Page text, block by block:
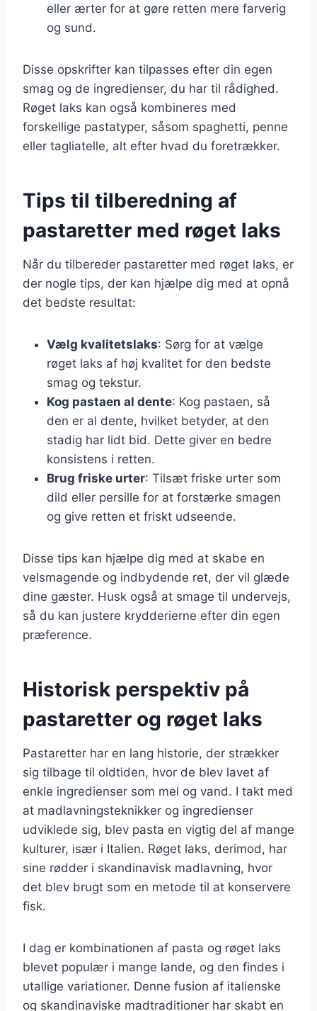
eller ærter for at gøre retten mere farverig
og sund.
Disse opskrifter kan tilpasses efter din egen
smag og de ingredienser, du har til rådighed.
Røget laks kan også kombineres med
forskellige pastatyper, såsom spaghetti, penne
eller tagliatelle, alt efter hvad du foretrækker.
Tips til tilberedning af
pastaretter med røget laks
Når du tilbereder pastaretter med røget laks, er
der nogle tips, der kan hjælpe dig med at opnå
det bedste resultat:
Vælg kvalitetslaks: Sørg for at vælge
røget laks af høj kvalitet for den bedste
smag og tekstur.
Kog pastaen al dente: Kog pastaen, så
den er al dente, hvilket betyder, at den
stadig har lidt bid. Dette giver en bedre
konsistens i retten.
Brug friske urter: Tilsæt friske urter som
dild eller persille for at forstærke smagen
og give retten et friskt udseende.
Disse tips kan hjælpe dig med at skabe en
velsmagende og indbydende ret, der vil glæde
dine gæster. Husk også at smage til undervejs,
så du kan justere krydderierne efter din egen
præference.
Historisk perspektiv på
pastaretter og røget laks
Pastaretter har en lang historie, der strækker
sig tilbage til oldtiden, hvor de blev lavet af
enkle ingredienser som mel og vand. I takt med
at madlavningsteknikker og ingredienser
udviklede sig, blev pasta en vigtig del af mange
kulturer, især i Italien. Røget laks, derimod, har
sine rødder i skandinavisk madlavning, hvor
det blev brugt som en metode til at konservere
fisk.
I dag er kombinationen af pasta og røget laks
blevet populær i mange lande, og den findes i
utallige variationer. Denne fusion af italienske
og skandinaviske madtraditioner har skabt en